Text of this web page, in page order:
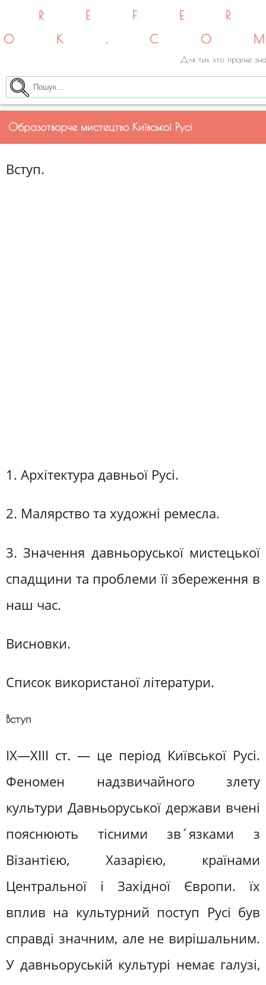
Для тих хто прагне
Образотворче мистецтво Київської Русі
Вступ.
1. Архітектура давньої Русі.
2. Малярство та художні ремесла.
3. Значення давньоруської мистецької
спадщини та проблеми її збереження в
наш час.
Висновки.
Список використаної літератури.
Вступ
IX—XIII ст. — це період Київської Русі.
Феномен надзвичайного злету
культури Давньоруської держави вчені
пояснюють тісними зв´язками з
Візантією, Хазарією, країнами
Центральної і Західної Європи. їх
вплив на культурний поступ Русі був
справді значним, але не вирішальним.
У давньоруській культурі немає галузі,